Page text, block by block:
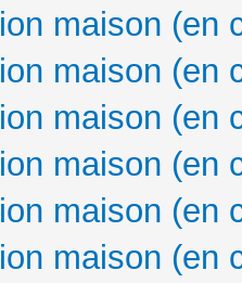
maison (en
maison (en
maison (en
maison (en
maison (en
maison (en